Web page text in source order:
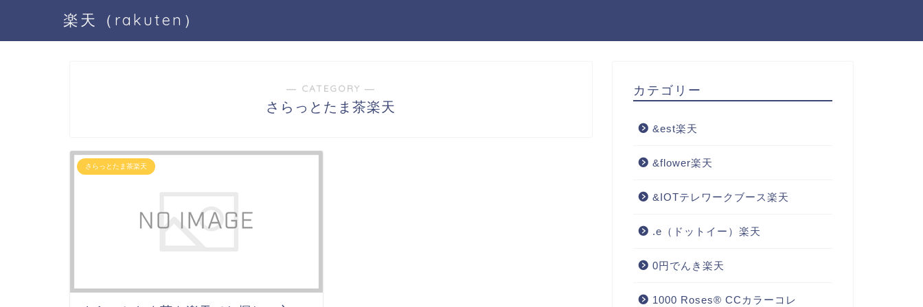
楽天（rakuten）
― CATEGORY ―
さらっとたま茶楽天
さらっとたま茶楽天
カテゴリー
&est楽天
&flower楽天
&IOTテレワークブース楽天
.e（ドットイー）楽天
0円でんき楽天
1000 Roses® CCカラーコレ